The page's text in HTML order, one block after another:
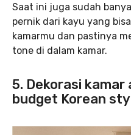
Saat ini juga sudah
pernik dari kayu yang
kamarmu dan pastinya
tone di dalam kamar.
5. Dekorasi
budget Korean